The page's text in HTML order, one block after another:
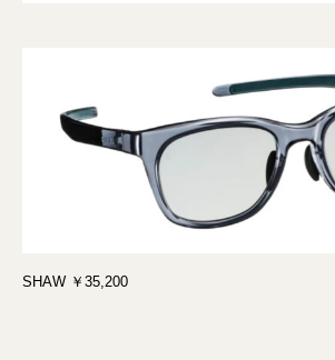
SHAW ￥35,200